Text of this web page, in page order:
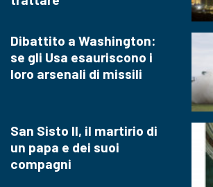
Dibattito a Washington:
se gli Usa esauriscono i
loro arsenali di missili
San Sisto II, il martirio di
un papa e dei suoi
compagni